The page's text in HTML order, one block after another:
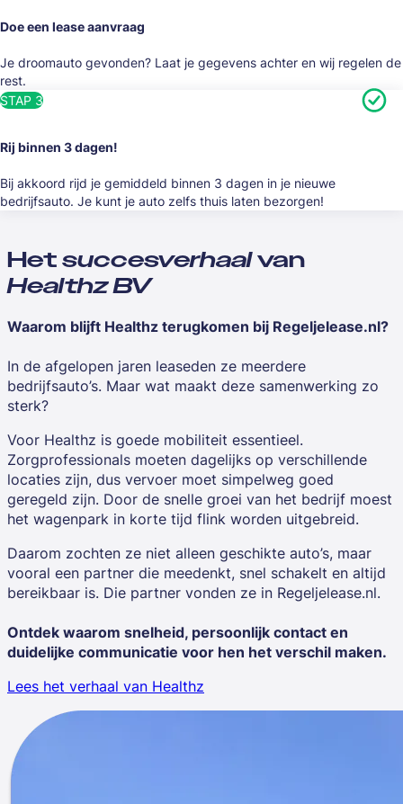
Doe een lease aanvraag
Je droomauto gevonden? Laat je gegevens achter en wij regelen de
rest.
STAP 3
Rij binnen 3 dagen!
Bij akkoord rijd je gemiddeld binnen 3 dagen in je nieuwe
bedrijfsauto. Je kunt je auto zelfs thuis laten bezorgen!
Het succesverhaalvan
Healthz BV
Waarom blijft Healthz terugkomen bij Regeljelease.nl?
In de afgelopen jaren leaseden ze meerdere
bedrijfsauto’s. Maar wat maakt deze samenwerking zo
sterk?
Voor Healthz is goede mobiliteit essentieel.
Zorgprofessionals moeten dagelijks op verschillende
locaties zijn, dus vervoer moet simpelweg goed
geregeld zijn. Door de snelle groei van het bedrijf moest
het wagenpark in korte tijd flink worden uitgebreid.
Daarom zochten ze niet alleen geschikte auto’s, maar
vooral een partner die meedenkt, snel schakelt en altijd
bereikbaar is. Die partner vonden ze in Regeljelease.nl.
Ontdek waarom snelheid, persoonlijk contact en
duidelijke communicatie voor hen het verschil maken.
Lees het verhaal van Healthz